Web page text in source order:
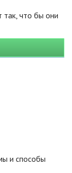
так, что бы они
и способы